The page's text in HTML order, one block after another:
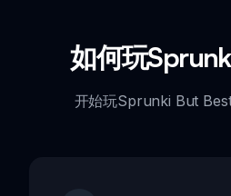
如何玩
开始玩Sprunki But